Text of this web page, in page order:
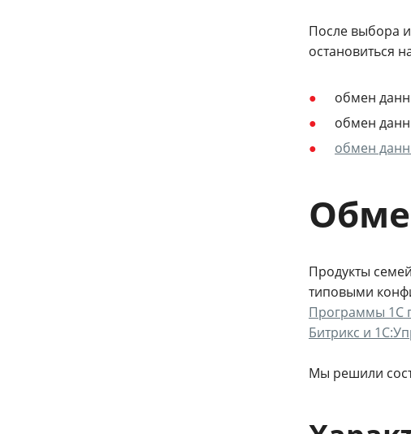
После выбора
остановиться
обмен
обмен
обмен
Продукты
типовыми
Программы 1С
Битрикс и
Мы решили